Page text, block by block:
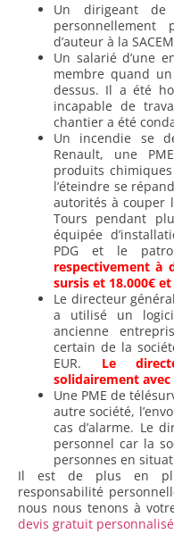
Un dirigeant de
d’auteur à la
Un salarié d’une
membre quand
dessus. Il a été
incapable de
chantier a été
Un incendie se
Renault, une
produits
l’éteindre se
autorités à couper
Tours pendant
équipée
PDG et le
respectivement à
sursis et 18.000€ et
Le directeur
a utilisé un
ancienne
certain de la
EUR. Le
solidairement avec
Une PME de
autre société,
cas d’alarme. Le
personnel car la
personnes en
Il est de plus en
responsabilité
nous nous tenons à
devis gratuit personnalisé